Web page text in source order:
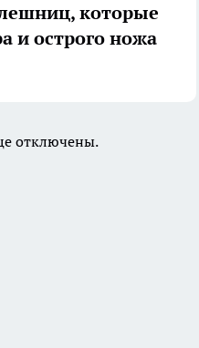
которые
и острого ножа
отключены.